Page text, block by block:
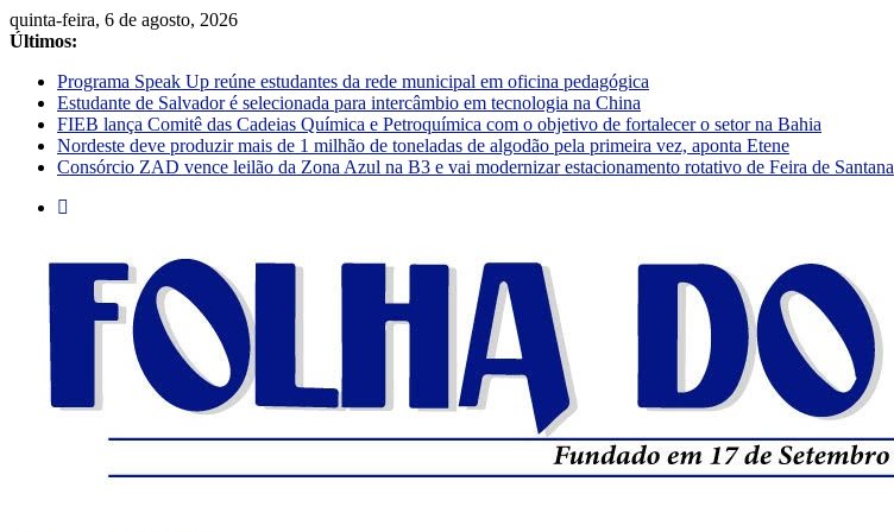
quinta-feira, 6 de agosto, 2026
Últimos:
Programa Speak Up reúne estudantes da rede municipal em oficina pedagógica
Estudante de Salvador é selecionada para intercâmbio em tecnologia na China
FIEB lança Comitê das Cadeias Química e Petroquímica com o objetivo de fortalecer o setor na Bahia
Nordeste deve produzir mais de 1 milhão de toneladas de algodão pela primeira vez, aponta Etene
Consórcio ZAD vence leilão da Zona Azul na B3 e vai modernizar estacionamento rotativo de Feira de Santana